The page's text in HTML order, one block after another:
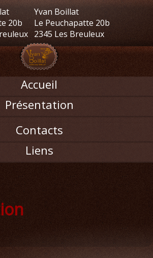
20b
Yvan Boillat
Le Peuchapatte 20b
2345 Les Breuleux
Accueil
Présentation
Contacts
Liens